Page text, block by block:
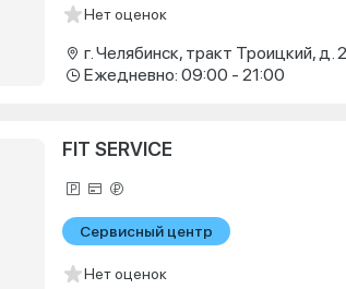
Нет оценок
г. Челябинск, тракт Троицкий, д.
Ежедневно: 09:00 - 21:00
FIT SERVICE
Сервисный центр
Нет оценок